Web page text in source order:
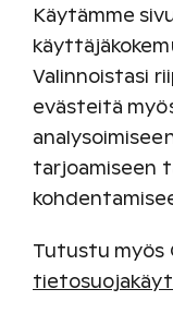
Varaa
Käytämme
Valinnoistasi
evästeitä
tarjoamiseen
Tutustu myös